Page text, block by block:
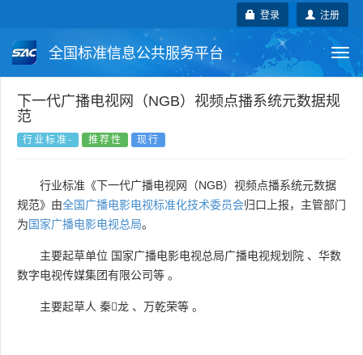
注册
登录
全国标准信息公共服务平台
国家标准 行业标准 地方标准
团体标准 企业标准
国外标准 技术委员会
下一代广播电视网（NGB）视频点播系统元数据规
范
行业标准- 推荐性 现行
行业标准《下一代广播电视网（NGB）视频点播系统元数据
规范》由全国广播电影电视标准化技术委员会归口上报，主管部门
为国家广播电影电视总局。
主要起草单位 国家广播电影电视总局广播电视规划院 、 华数
数字电视传媒集团有限公司等 。
主要起草人 秦龙 、 万乾荣等 。